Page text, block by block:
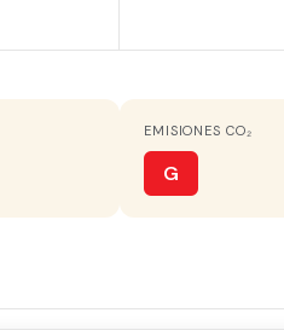
VISTAS
Despejados
EMISIONES CO₂
G